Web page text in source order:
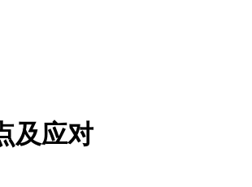
及应对